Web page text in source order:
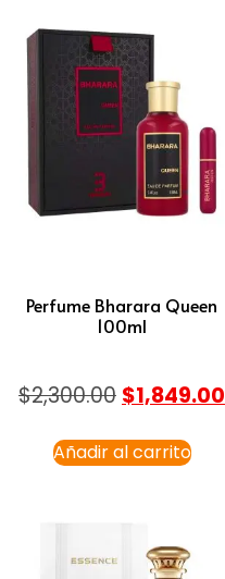
Perfume Bharara Queen
100ml
$2,300.00 $1,849.00
Añadir al carrito